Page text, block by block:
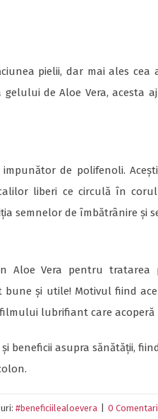
pielii, dar mai ales cea
de Aloe Vera, acesta
de polifenoli.
liberi ce circulă în
semnelor de îmbătrânire și
Aloe Vera pentru
și utile! Motivul fiind
lubrifiant care
și beneficii asupra sănătății,
#beneficiilealoevera 0